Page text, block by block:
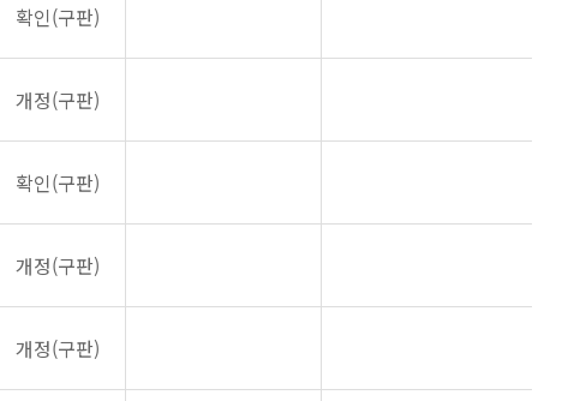
확인(구판)
개정(구판)
확인(구판)
개정(구판)
개정(구판)